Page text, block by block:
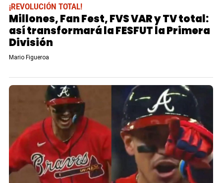
¡REVOLUCIÓN TOTAL!
Millones, Fan Fest, FVS VAR y TV total:
así transformará la FESFUT la Primera
División
Mario Figueroa